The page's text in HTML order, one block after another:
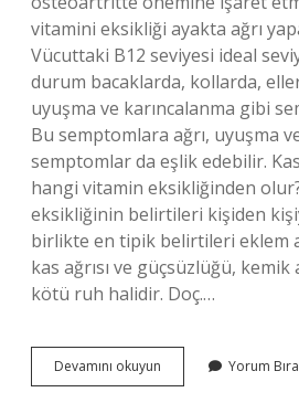
vitamini eksikliği ayakta ağrı
Vücuttaki B12 seviyesi ideal
durum bacaklarda, kollarda,
uyuşma ve karıncalanma gibi
Bu semptomlara ağrı, uyuşma
semptomlar da eşlik edebilir. Kas
hangi vitamin eksikliğinden
eksikliğinin belirtileri kişiden
birlikte en tipik belirtileri eklem
kas ağrısı ve güçsüzlüğü, kemik
kötü ruh halidir. Doç.…
Devamını okuyun
Ve
Yorum